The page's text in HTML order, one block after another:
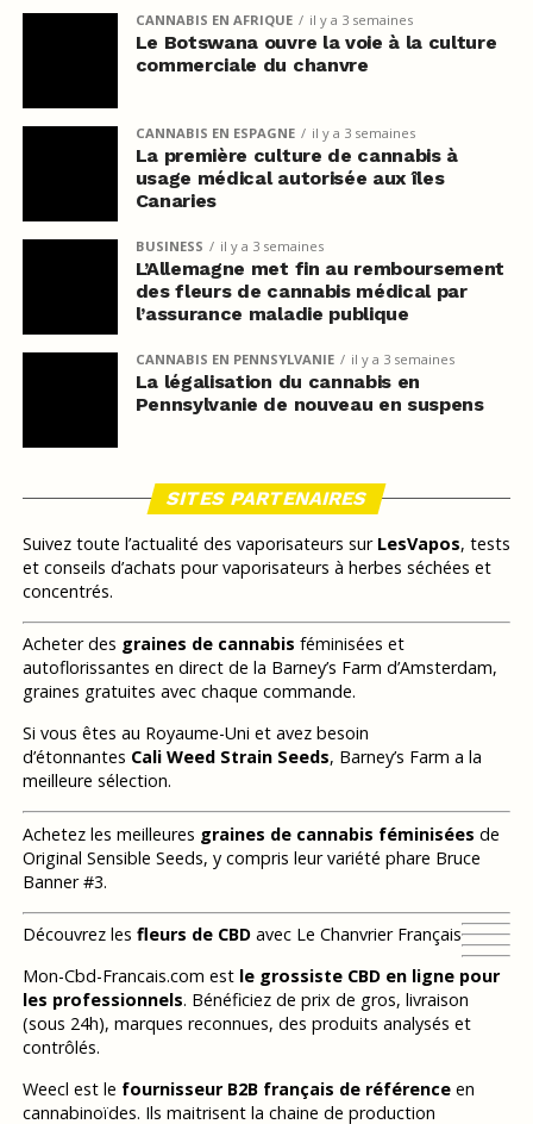
CANNABIS EN AFRIQUE il y a 3 semaines
Le Botswana ouvre la voie à la culture
commerciale du chanvre
CANNABIS EN ESPAGNE il y a 3 semaines
La première culture de cannabis à
usage médical autorisée aux îles
Canaries
BUSINESS il y a 3 semaines
L’Allemagne met fin au remboursement
des fleurs de cannabis médical par
l’assurance maladie publique
CANNABIS EN PENNSYLVANIE il y a 3 semaines
La légalisation du cannabis en
Pennsylvanie de nouveau en suspens
SITES PARTENAIRES
Suivez toute l’actualité des vaporisateurs sur LesVapos, tests
et conseils d’achats pour vaporisateurs à herbes séchées et
concentrés.
Acheter des graines de cannabis féminisées et
autoflorissantes en direct de la Barney’s Farm d’Amsterdam,
graines gratuites avec chaque commande.
Si vous êtes au Royaume-Uni et avez besoin
d’étonnantes Cali Weed Strain Seeds, Barney’s Farm a la
meilleure sélection.
Achetez les meilleures graines de cannabis féminisées de
Original Sensible Seeds, y compris leur variété phare Bruce
Banner #3.
Découvrez les fleurs de CBDavec Le Chanvrier Français
Mon-Cbd-Francais.com est le grossiste CBD en ligne pour
les professionnels. Bénéficiez de prix de gros, livraison
(sous 24h), marques reconnues, des produits analysés et
contrôlés.
Weecl est le fournisseur B2B français de référenceen
cannabinoïdes. Ils maitrisent la chaine de production